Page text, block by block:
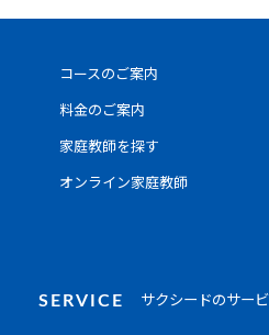
コースのご案内
料金のご案内
家庭教師を探す
オンライン家庭教師
SERVICE サクシードのサー